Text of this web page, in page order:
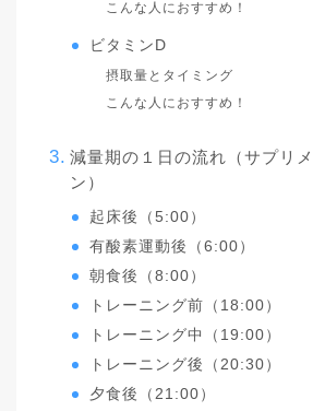
こんな人におすすめ！
ビタミンD
摂取量とタイミング
こんな人におすすめ！
減量期の１日の流れ（サプリ
ン）
起床後（5:00）
有酸素運動後（6:00）
朝食後（8:00）
トレーニング前（18:00）
トレーニング中（19:00）
トレーニング後（20:30）
夕食後（21:00）